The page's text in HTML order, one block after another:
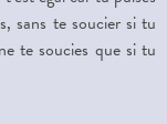
sans te soucier si tu
te soucies que si tu